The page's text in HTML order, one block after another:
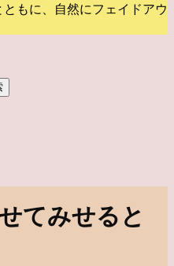
もに、自然にフェイドアウ
てみせると